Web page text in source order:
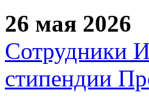
26 мая 2026
Сотрудники
стипендии